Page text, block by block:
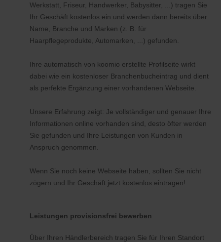
Werkstatt, Friseur, Handwerker, Babysitter, ...) tragen Sie
Ihr Geschäft kostenlos ein und werden dann bereits über
Name, Branche und Marken (z. B. für
Haarpflegeprodukte, Automarken, ...) gefunden.
Ihre automatisch von koomio erstellte Profilseite wirkt
dabei wie ein kostenloser Branchenbucheintrag und dient
als perfekte Ergänzung einer vorhandenen Webseite.
Unsere Erfahrung zeigt: Je vollständiger und genauer Ihre
Informationen online vorhanden sind, desto öfter werden
Sie gefunden und Ihre Leistungen von Kunden in
Anspruch genommen.
Wenn Sie noch keine Webseite haben, sollten Sie nicht
zögern und Ihr Geschäft jetzt kostenlos eintragen!
Leistungen provisionsfrei bewerben
Über Ihren Händlerbereich tragen Sie für Ihren Standort